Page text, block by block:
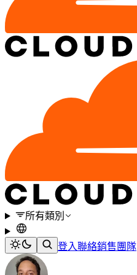
所有類別
登入聯絡銷售團隊